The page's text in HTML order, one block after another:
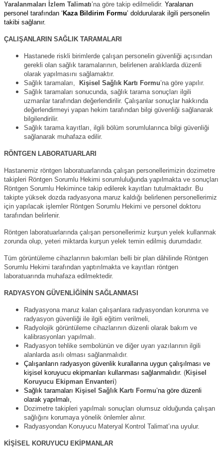
Yaralanmaları İzlem Talimatı’na göre takip edilmelidir. Yaralanan
personel tarafından ‘ Kaza Bildirim Formu’ doldurularak ilgili personelin
takibi sağlanır.
ÇALIŞANLARIN SAĞLIK TARAMALARI
Hastanede riskli birimlerde çalışan personelin güvenliği açısından
gerekli olan sağlık taramalarının, belirlenen aralıklarda düzenli
olarak yapılmasını sağlamaktır.
Sağlık taramaları,
Kişisel Sağlık Kartı Formu’na göre yapılır.
Sağlık taramaları sonucunda, sağlık tarama sonuçları ilgili
uzmanlar tarafından değerlendirilir. Çalışanlar sonuçlar hakkında
değerlendirmeyi yapan hekim tarafından bilgi güvenliği sağlanarak
bilgilendirilir.
Sağlık tarama kayıtları, ilgili bölüm sorumlularınca bilgi güvenliği
sağlanarak muhafaza edilir.
RÖNTGEN LABORATUARLARI
Hastanemiz röntgen laboratuarlarında çalışan personellerimizin dozimetre
takipleri Röntgen Sorumlu Hekimi sorumluluğunda yapılmakta ve sonuçları
Röntgen Sorumlu Hekimince takip edilerek kayıtları tutulmaktadır. Bu
takipte yüksek dozda radyasyona maruz kaldığı belirlenen personellerimiz
için yapılacak işlemler Röntgen Sorumlu Hekimi ve personel doktoru
tarafından belirlenir.
Röntgen laboratuarlarında çalışan personellerimiz kurşun yelek kullanmak
zorunda olup, yeteri miktarda kurşun yelek temin edilmiş durumdadır.
Tüm görüntüleme cihazlarının bakımları belli bir plan dâhilinde Röntgen
Sorumlu Hekimi tarafından yaptırılmakta ve kayıtları röntgen
laboratuarında muhafaza edilmektedir.
RADYASYON GÜVENLİĞİNİN SAĞLANMASI
Radyasyona maruz kalan çalışanlara radyasyondan korunma ve
radyasyon güvenliği ile ilgili eğitim verilmeli,
Radyolojik görüntüleme cihazlarının düzenli olarak bakım ve
kalibrasyonları yapılmalı.
Radyasyon tehlike sembolünün ve diğer uyarı yazılarının ilgili
alanlarda asılı olması sağlanmalıdır.
Çalışanların radyasyon güvenlik kurallarına uygun çalışılması ve
kişisel koruyucu ekipmanları kullanması sağlanmalıdır. (Kişisel
Koruyucu Ekipman Envanteri)
Sağlık taramaları Kişisel Sağlık Kartı Formu’na göre düzenli
olarak yapılmalı,
Dozimetre takipleri yapılmalı sonuçları olumsuz olduğunda çalışan
sağlığını korumaya yönelik önlemler alınır.
Radyasyondan Koruyucu Materyal Kontrol Talimat’ına uyulur.
KİŞİSEL KORUYUCU EKİPMANLAR